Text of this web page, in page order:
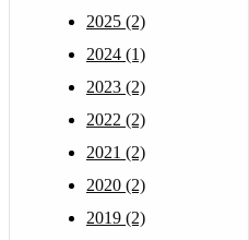
2025 (2)
2024 (1)
2023 (2)
2022 (2)
2021 (2)
2020 (2)
2019 (2)